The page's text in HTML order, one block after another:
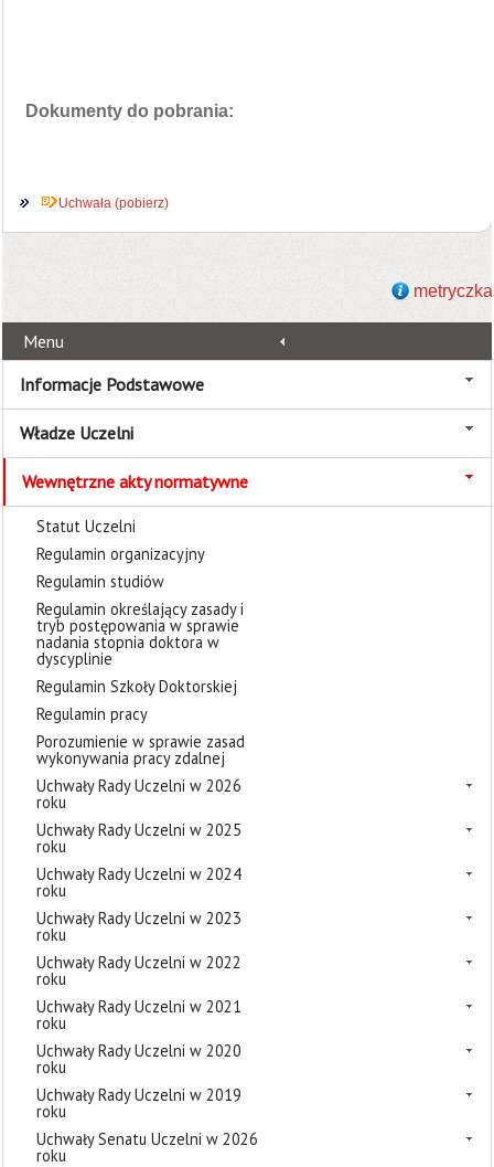
Dokumenty do pobrania:
Uchwała (pobierz)
metryczka
Menu
Informacje Podstawowe
Władze Uczelni
Wewnętrzne akty normatywne
Statut Uczelni
Regulamin organizacyjny
Regulamin studiów
Regulamin określający zasady i
tryb postępowania w sprawie
nadania stopnia doktora w
dyscyplinie
Regulamin Szkoły Doktorskiej
Regulamin pracy
Porozumienie w sprawie zasad
wykonywania pracy zdalnej
Uchwały Rady Uczelni w 2026
roku
Uchwały Rady Uczelni w 2025
roku
Uchwały Rady Uczelni w 2024
roku
Uchwały Rady Uczelni w 2023
roku
Uchwały Rady Uczelni w 2022
roku
Uchwały Rady Uczelni w 2021
roku
Uchwały Rady Uczelni w 2020
roku
Uchwały Rady Uczelni w 2019
roku
Uchwały Senatu Uczelni w 2026
roku